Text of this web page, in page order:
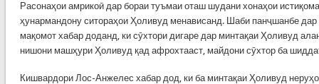
Расонаҳои амрикоӣ дар бораи туъмаи оташ шудани хонаҳои
ҳунармандону ситораҳои Ҳоливуд менависанд. Шаби панҷшанбе дар
мақомот хабар доданд, ки сӯхтори дигаре дар минтақаи Ҳоливуд
нишони машҳури Ҳоливуд қад афрохтааст, майдони сӯхтор ба
Кишвардори Лос-Анжелес хабар дод, ки ба минтақаи Ҳоливуд